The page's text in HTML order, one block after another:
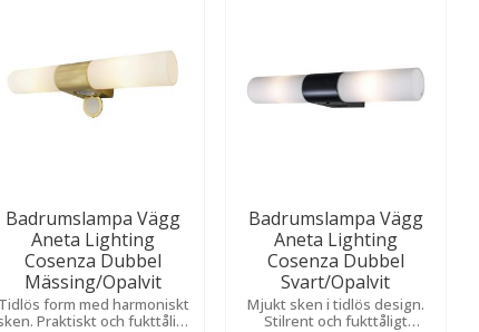
Badrumslampa Vägg
Aneta Lighting
Cosenza Dubbel
Mässing/Opalvit
Tidlös form med harmoniskt
Praktiskt och fukttåligt
Badrumslampa Vägg
Aneta Lighting
Cosenza Dubbel
Svart/Opalvit
Mjukt sken i tidlös design.
Stilrent och fukttåligt